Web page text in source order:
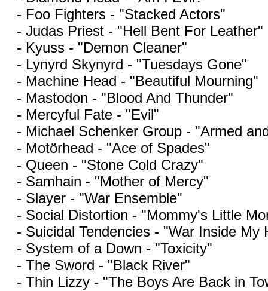
- Foo Fighters - "Stacked Actors"
- Judas Priest - "Hell Bent For Leather"
- Kyuss - "Demon Cleaner"
- Lynyrd Skynyrd - "Tuesdays Gone"
- Machine Head - "Beautiful Mourning"
- Mastodon - "Blood And Thunder"
- Mercyful Fate - "Evil"
- Michael Schenker Group - "Armed
- Motörhead - "Ace of Spades"
- Queen - "Stone Cold Crazy"
- Samhain - "Mother of Mercy"
- Slayer - "War Ensemble"
- Social Distortion - "Mommy's Little
- Suicidal Tendencies - "War Inside My
- System of a Down - "Toxicity"
- The Sword - "Black River"
- Thin Lizzy - "The Boys Are Back in